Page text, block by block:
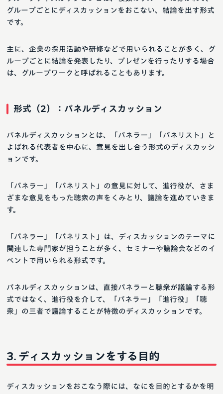
グループごとにディスカッションをおこない、結論を出す形式
です。
主に、企業の採用活動や研修などで用いられることが多く、グ
ループごとに結論を発表したり、プレゼンを行ったりする場合
は、グループワークと呼ばれることもあります。
形式（2）：パネルディスカッション
パネルディスカッションとは、「パネラー」「パネリスト」と
よばれる代表者を中心に、意見を出し合う形式のディスカッシ
ョンです。
「パネラー」「パネリスト」の意見に対して、進行役が、さま
ざまな意見をもった聴衆の声をくみとり、議論を進めていきま
す。
「パネラー」「パネリスト」は、ディスカッションのテーマに
関連した専門家が担うことが多く、セミナーや議論会などのイ
ベントで用いられる形式です。
パネルディスカッションは、直接パネラーと聴衆が議論する形
式ではなく、進行役を介して、「パネラー」「進行役」「聴
衆」の三者で議論することが特徴のディスカッションです。
ディスカッションをする目的
ディスカッションをおこなう際には、なにを目的とするかを明